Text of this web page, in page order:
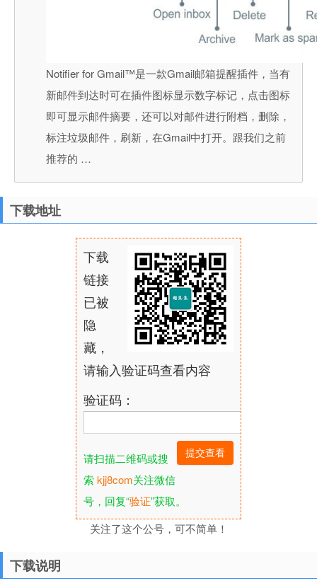
Notifier for Gmail™是一款Gmail邮箱提醒插件，当有
新邮件到达时可在插件图标显示数字标记，点击图标
即可显示邮件摘要，还可以对邮件进行附档，删除，
标注垃圾邮件，刷新，在Gmail中打开。跟我们之前
推荐的 …
下载地址
下载
链接
已被
隐
藏，
请输入验证码查看内容
验证码：
请扫描二维码或搜
索kjj8com关注微信
号，回复“验证”获取。
关注了这个公号，可不简单！
下载说明